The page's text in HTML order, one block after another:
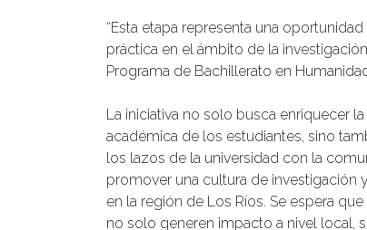
“Esta etapa representa una
práctica en el ámbito de la
Programa de Bachillerato en
La iniciativa no solo busca enriquecer
académica de los estudiantes, sino
los lazos de la universidad con la
promover una cultura de investigación
en la región de Los Ríos. Se espera
no solo generen impacto a nivel local,